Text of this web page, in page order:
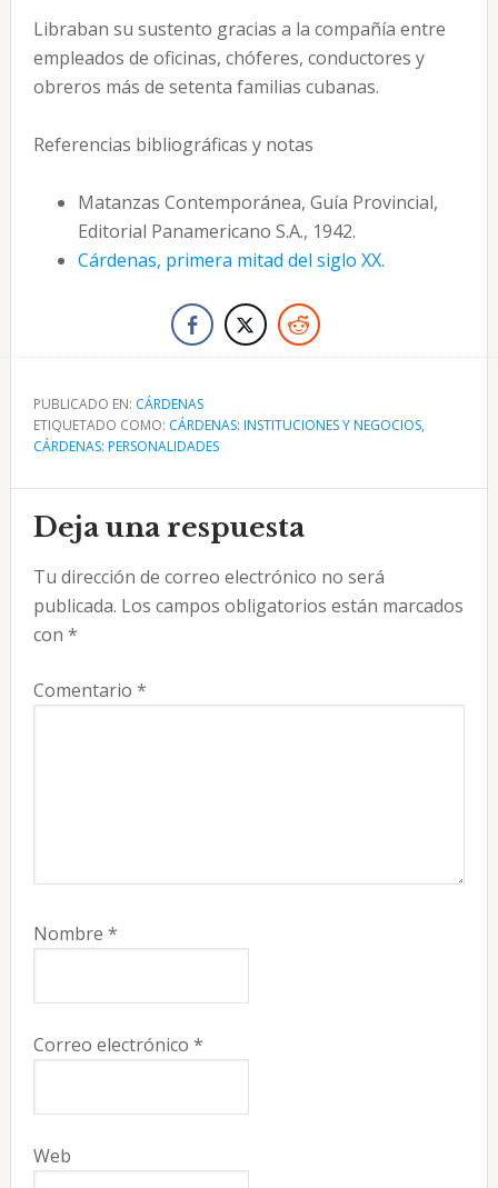
Libraban su sustento gracias a la compañía entre
empleados de oficinas, chóferes, conductores y
obreros más de setenta familias cubanas.
Referencias bibliográficas y notas
Matanzas Contemporánea, Guía Provincial,
Editorial Panamericano S.A., 1942.
Cárdenas, primera mitad del siglo XX.
PUBLICADO EN: CÁRDENAS
ETIQUETADO COMO: CÁRDENAS: INSTITUCIONES Y NEGOCIOS,
CÁRDENAS: PERSONALIDADES
Interacciones
con
los
lectores
Deja una respuesta
Tu dirección de correo electrónico no será
publicada. Los campos obligatorios están marcados
con *
Comentario *
Nombre *
Correo electrónico *
Web